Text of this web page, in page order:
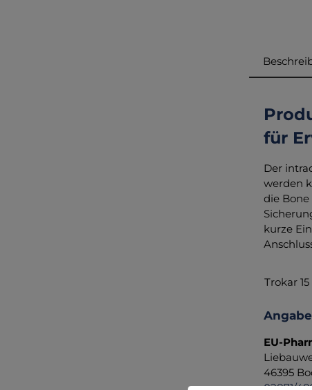
für
Der
werden
die
kurze
Trokar 15
EU-
46395